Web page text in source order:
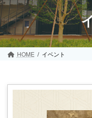
HOME イベント